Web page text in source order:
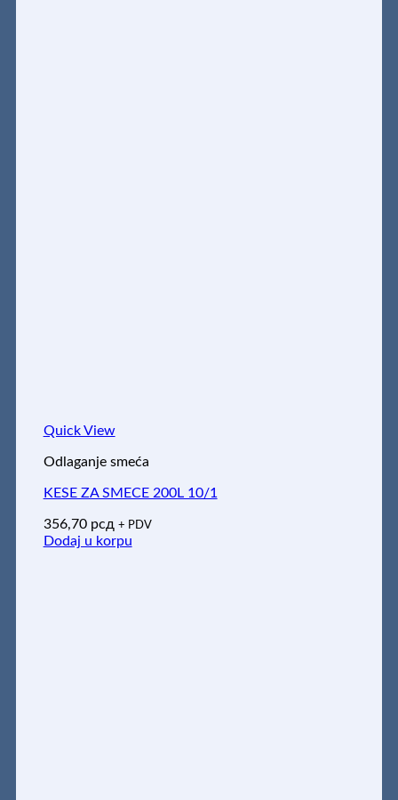
Quick View
Odlaganje smeća
KESE ZA SMECE 200L 10/1
356,70 рсд + PDV
Dodaj u korpu